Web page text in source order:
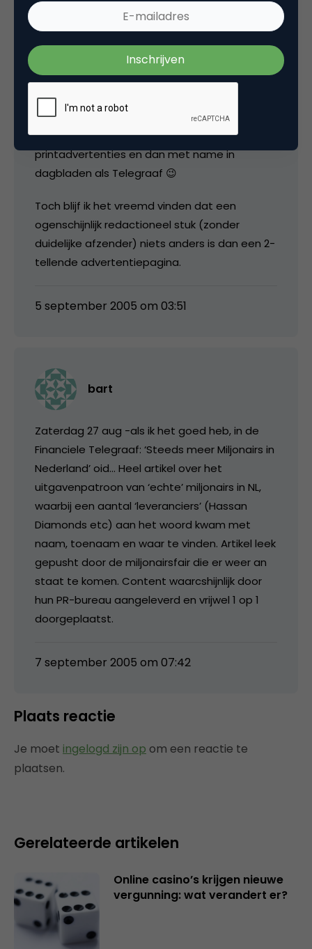
media
Het is inmiddels duidelijk, mij moet je niet
hebben als je iets wilt weten over
printadvertenties en dan met name in
dagbladen als Telegraaf 😉
Toch blijf ik het vreemd vinden dat een
ogenschijnlijk redactioneel stuk (zonder
duidelijke afzender) niets anders is dan een 2-
tellende advertentiepagina.
5 september 2005 om 03:51
bart
Zaterdag 27 aug -als ik het goed heb, in de
Financiele Telegraaf: ‘Steeds meer Miljonairs in
Nederland’ oid… Heel artikel over het
uitgavenpatroon van ‘echte’ miljonairs in NL,
waarbij een aantal ‘leveranciers’ (Hassan
Diamonds etc) aan het woord kwam met
naam, toenaam en waar te vinden. Artikel leek
gepusht door de miljonairsfair die er weer an
staat te komen. Content waarcshijnlijk door
hun PR-bureau aangeleverd en vrijwel 1 op 1
doorgeplaatst.
7 september 2005 om 07:42
Plaats reactie
Je moet ingelogd zijn op om een reactie te
plaatsen.
Gerelateerde artikelen
Online casino’s krijgen nieuwe
vergunning: wat verandert er?